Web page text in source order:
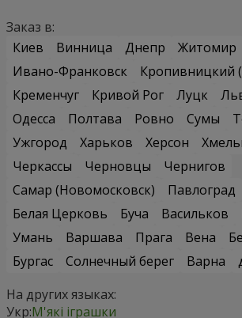
Заказ в:
Киев
Винница Днепр Житомир
Ивано-Франковск
Кропивницкий
Кременчуг
Кривой Рог Луцк
Одесса
Полтава Ровно Сумы
Ужгород
Харьков Херсон
Черкассы
Черновцы
Чернигов
Самар (Новомосковск)
Павлоград
Белая Церковь
Буча Васильков
Умань
Варшава Прага Вена
Бургас
Солнечный берег Варна
На других языках:
Укр:М'які іграшки